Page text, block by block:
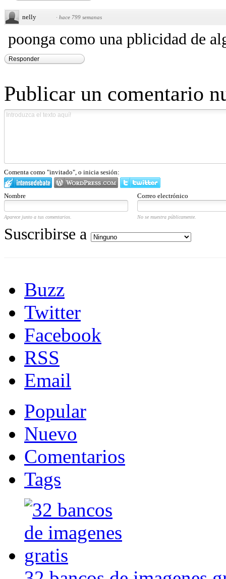
nelly · hace 799 semanas
poonga como una pblicidad de
Responder
Publicar un comentario
Comenta como "invitado", o inicia sesión:
Nombre Correo electrónico
Aparece junto a tus comentarios. No se muestra públicamente.
Suscribirse a
Buzz
Twitter
Facebook
RSS
Email
Popular
Nuevo
Comentarios
Tags